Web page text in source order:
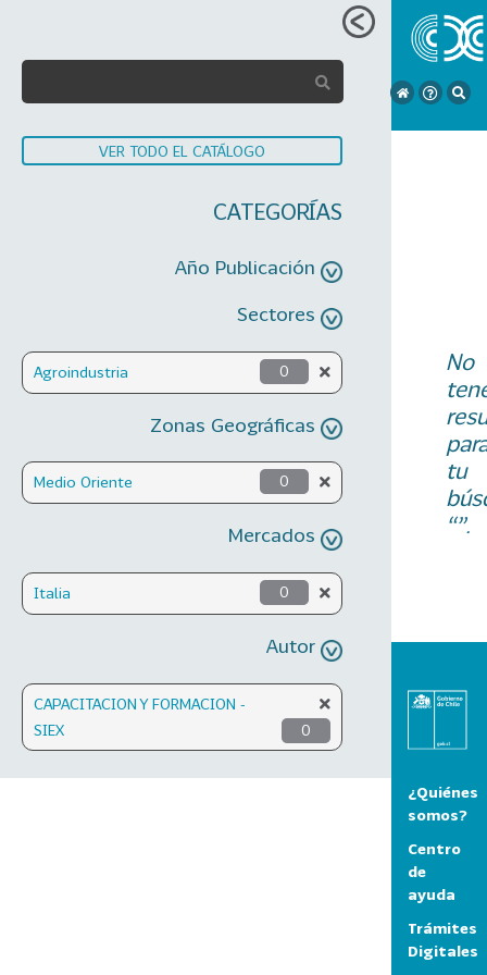
VER TODO EL CATÁLOGO
CATEGORÍAS
Año Publicación
Sectores
Agroindustria 0
Zonas Geográficas
Medio Oriente 0
Mercados
Italia 0
Autor
CAPACITACION Y FORMACION -
SIEX
0
No
tu
“”.
¿Quiénes
somos?
Centro
de
ayuda
Trámites
Digitales